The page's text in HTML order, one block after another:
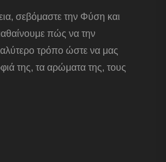
σεβόμαστε την Φύση και
πώς να την
τρόπο ώστε να μας
της, τα αρώματα της, τους